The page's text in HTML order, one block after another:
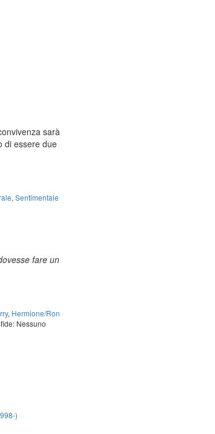
sarà
di essere due
, Sentimentale
fare un
, Hermione/Ron
Nessuno
)